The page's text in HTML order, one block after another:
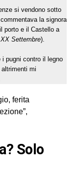
si vendono sotto
la signora
porto e il Castello a
Settembre).
pugni contro il legno
mi
ferita
Solo